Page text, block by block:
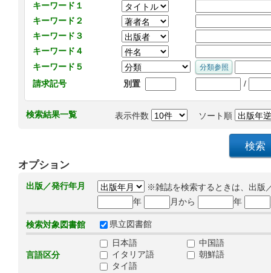
キーワード１
キーワード２
キーワード３
キーワード４
キーワード５
請求記号
別置 /
検索結果一覧 表示件数 ソート順
オプション
出版／発行年月
※雑誌を検索するときは、出版
年
月から 年
検索対象図書館 県立図書館
言語区分
日本語
中国語
イタリア語
朝鮮語
タイ語